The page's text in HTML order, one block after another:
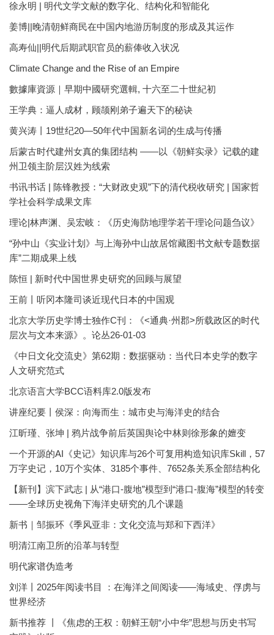
徐永明 | 明代文学文献的数字化、结构化和智能化
姜博||晚清朝鲜商民在中国内地游历制度的形成及其运作
高寿仙||明代后期武职官员的薪俸收入状况
Climate Change and the Rise of an Empire
數據庫資源｜早期中國研究選輯, 十六至二十世紀初
王学典：逼人成材，顾颉刚弟子遍天下的秘诀
黄兴涛丨19世纪20—50年代中国新名词的生成与传播
后蒙古时代建州女真的集团结构 ——以《朝鲜实录》记载的建
州卫领主阶层汉姓为线索
书讯书话 | 陈锋教授：“大财政史观”下的清代税收研究 | 国家哲
学社会科学成果文库
理论|林声渊、吴宏岐：《历史海防地理学若干理论问题刍议》
“孙中山《实业计划》与上海孙中山故居馆藏图书文献专题数据
库”二期成果上线
陈恒 | 新时代中国世界史研究的回顾与展望
王前丨听冈本隆司谈近现代日本的中国观
北京大学历史学博士独作C刊：《<通典·州郡>所载政区的时代
层次与文本来源》。论丛26-01-03
《中日文化交流史》第62期：数据驱动：当代日本史学的数字
人文研究范式
北京语言大学BCC语料库2.0版发布
讲座纪要丨侯深：向海而生：城市史与海洋史的结合
江昕瑾、张坤 | 鸦片战争前后英国舆论中林则徐形象的嬗变
一个开源的AI《史记》知识库与26个可复用构造知识库Skill，57
万字史记，10万个实体、3185个事件、7652条关系全部结构化
【新刊】滨下武志 | 从“港口-腹地”模型到“港口-腹海”模型的转变
——全球历史视角下海洋史研究的几个课题
新书｜邹振环《季风亚非：文化交流与郑和下西洋》
明清江南卫所的沿革与转型
明代家谱伪造考
刘洋丨2025年阅读书目 ：在海洋之间阅读——海域史、俘虏与
世界经济
新书推荐 丨《焦虑的王权：朝鲜王朝“小中华”思想与历史书写